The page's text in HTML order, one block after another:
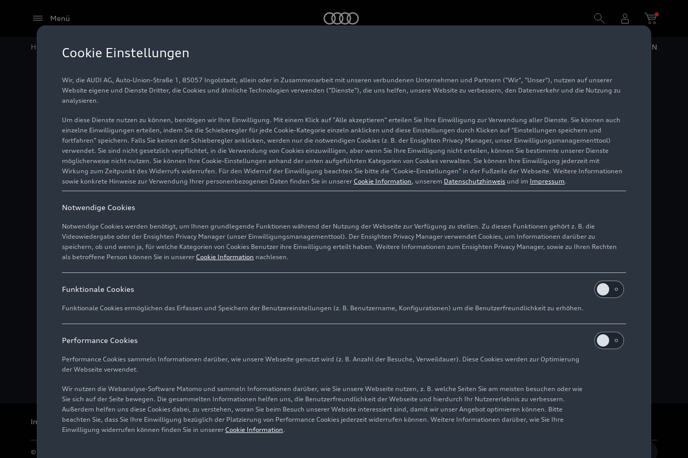
Menü
Home Audi Media Center Videos EN
ImpressumRechtlichesDatenschutzHinweisgebersystemCookie-InformationenCookie-EinstellungenInformationen zur BarrierefreiheitKontakt
© 2026 AUDI AG. Alle Rechte vorbehalten.
Cookie Einstellungen
Wir, die AUDI AG, Auto-Union-Straße 1, 85057 Ingolstadt, allein oder in Zusammenarbeit mit unseren verbundenen Unternehmen und Partnern ("Wir", "Unser"), nutzen auf unserer
Website eigene und Dienste Dritter, die Cookies und ähnliche Technologien verwenden ("Dienste"), die uns helfen, unsere Website zu verbessern, den Datenverkehr und die Nutzung zu
analysieren.
Um diese Dienste nutzen zu können, benötigen wir Ihre Einwilligung. Mit einem Klick auf "Alle akzeptieren" erteilen Sie Ihre Einwilligung zur Verwendung aller Dienste. Sie können auch
einzelne Einwilligungen erteilen, indem Sie die Schieberegler für jede Cookie-Kategorie einzeln anklicken und diese Einstellungen durch Klicken auf "Einstellungen speichern und
fortfahren" speichern. Falls Sie keinen der Schieberegler anklicken, werden nur die notwendigen Cookies (z. B. der Ensighten Privacy Manager, unser Einwilligungsmanagementtool)
verwendet. Sie sind nicht gesetzlich verpflichtet, in die Verwendung von Cookies einzuwilligen, aber wenn Sie Ihre Einwilligung nicht erteilen, können Sie bestimmte unserer Dienste
möglicherweise nicht nutzen. Sie können Ihre Cookie-Einstellungen anhand der unten aufgeführten Kategorien von Cookies verwalten. Sie können Ihre Einwilligung jederzeit mit
Wirkung zum Zeitpunkt des Widerrufs widerrufen. Für den Widerruf der Einwilligung beachten Sie bitte die "Cookie-Einstellungen" in der Fußzeile der Webseite. Weitere Informationen
sowie konkrete Hinweise zur Verwendung Ihrer personenbezogenen Daten finden Sie in unserer Cookie Information, unserem Datenschutzhinweis und im Impressum.
Notwendige Cookies
Notwendige Cookies werden benötigt, um Ihnen grundlegende Funktionen während der Nutzung der Webseite zur Verfügung zu stellen. Zu diesen Funktionen gehört z. B. die
Videowiedergabe oder der Ensighten Privacy Manager (unser Einwilligungsmanagementtool). Der Ensighten Privacy Manager verwendet Cookies, um Informationen darüber zu
speichern, ob und wenn ja, für welche Kategorien von Cookies Benutzer ihre Einwilligung erteilt haben. Weitere Informationen zum Ensighten Privacy Manager, sowie zu Ihren Rechten
als betroffene Person können Sie in unserer Cookie Information nachlesen.
Funktionale Cookies
Funktionale Cookies ermöglichen das Erfassen und Speichern der Benutzereinstellungen (z. B. Benutzername, Konfigurationen) um die Benutzerfreundlichkeit zu erhöhen.
Performance Cookies
Performance Cookies sammeln Informationen darüber, wie unsere Webseite genutzt wird (z. B. Anzahl der Besuche, Verweildauer). Diese Cookies werden zur Optimierung
der Webseite verwendet.
Wir nutzen die Webanalyse-Software Matomo und sammeln Informationen darüber, wie Sie unsere Webseite nutzen, z. B. welche Seiten Sie am meisten besuchen oder wie
Sie sich auf der Seite bewegen. Die gesammelten Informationen helfen uns, die Benutzerfreundlichkeit der Webseite und hierdurch Ihr Nutzererlebnis zu verbessern.
Außerdem helfen uns diese Cookies dabei, zu verstehen, woran Sie beim Besuch unserer Website interessiert sind, damit wir unser Angebot optimieren können. Bitte
beachten Sie, dass Sie Ihre Einwilligung bezüglich der Platzierung von Performance Cookies jederzeit widerrufen können. Weitere Informationen darüber, wie Sie Ihre
Einwilligung widerrufen können finden Sie in unserer Cookie Information.